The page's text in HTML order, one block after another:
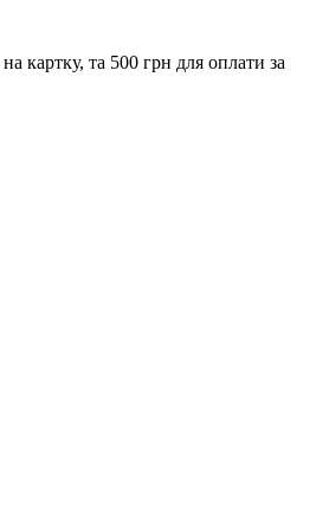
картку, та 500 грн для оплати за